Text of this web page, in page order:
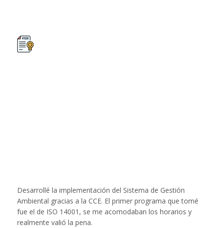
Desarrollé la implementación del Sistema de Gestión
Ambiental gracias a la CCE. El primer programa que tomé
fue el de ISO 14001, se me acomodaban los horarios y
realmente valió la pena.